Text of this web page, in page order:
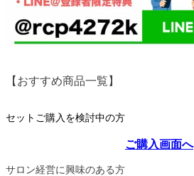
【おすすめ商品一覧】
セットご購入を検討中の方
ご購入画面へ
サロン経営に興味のある方